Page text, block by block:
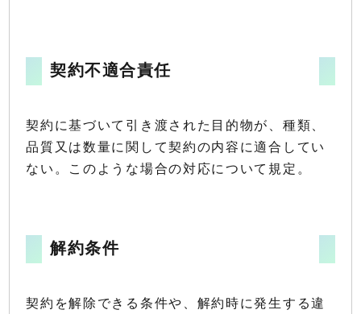
契約不適合責任
契約に基づいて引き渡された目的物が、種類、
品質又は数量に関して契約の内容に適合してい
ない。このような場合の対応について規定。
解約条件
契約を解除できる条件や、解約時に発生する違